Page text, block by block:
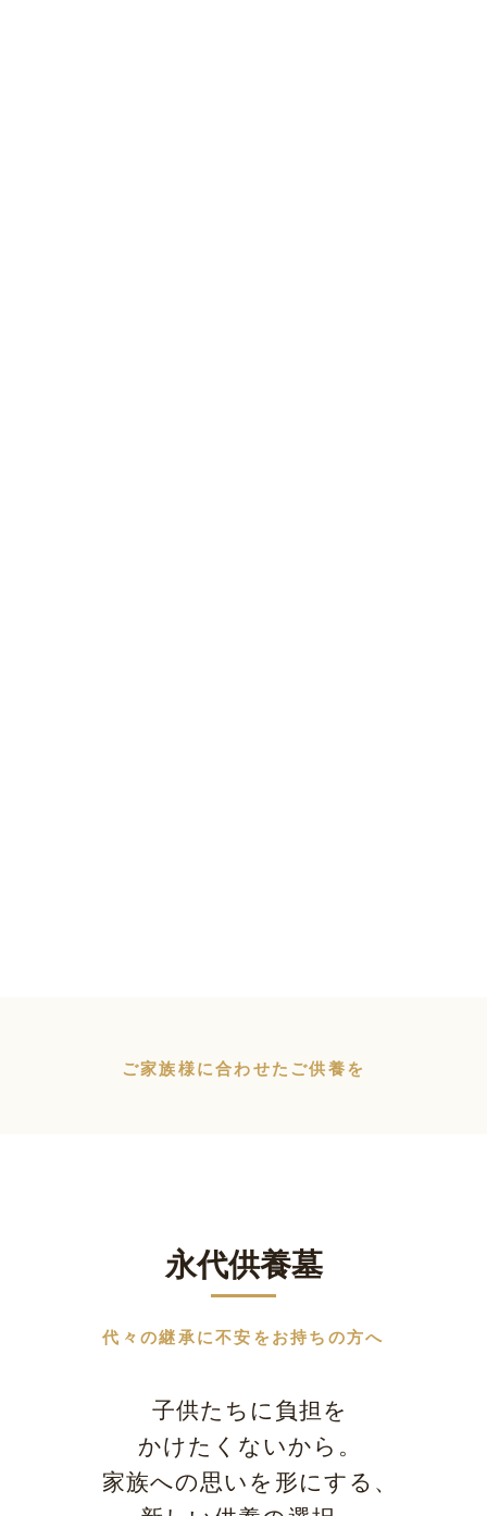
ご家族様に合わせたご供養を
永代供養墓
代々の継承に不安をお持ちの方へ
子供たちに負担を
かけたくないから。
家族への思いを形にする、